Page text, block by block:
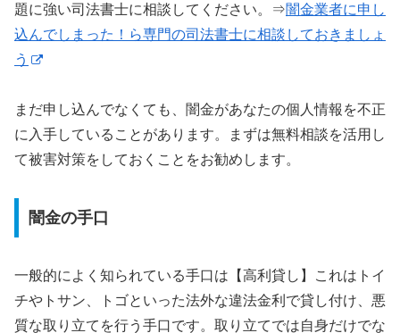
題に強い司法書士に相談してください。⇒闇金業者に申し
込んでしまった！ら専門の司法書士に相談しておきましょ
う
まだ申し込んでなくても、闇金があなたの個人情報を不正
に入手していることがあります。まずは無料相談を活用し
て被害対策をしておくことをお勧めします。
闇金の手口
一般的によく知られている手口は【高利貸し】これはトイ
チやトサン、トゴといった法外な違法金利で貸し付け、悪
質な取り立てを行う手口です。取り立てでは自身だけでな